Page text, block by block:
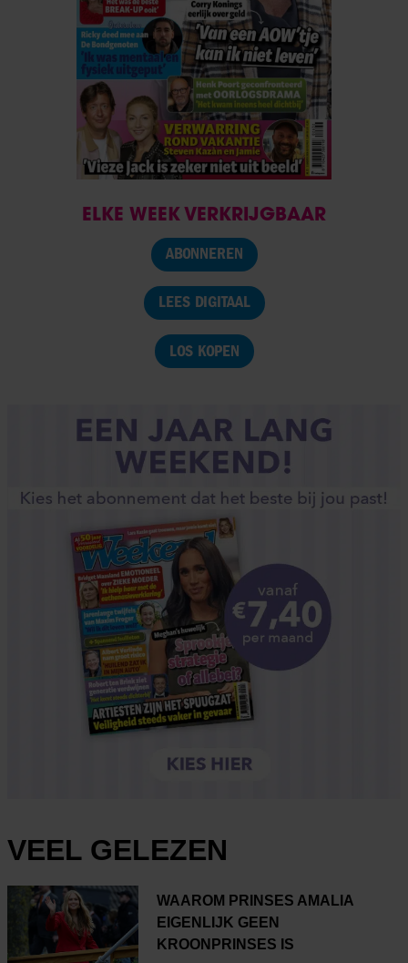
ELKE WEEK VERKRIJGBAAR
ABONNEREN
LEES DIGITAAL
LOS KOPEN